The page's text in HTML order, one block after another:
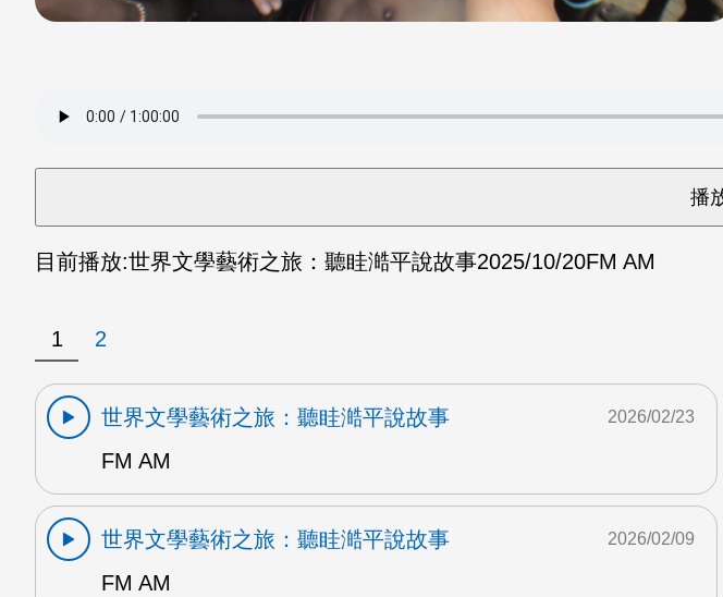
目前播放:世界文學藝術之旅：聽眭澔平說故事2025/10/20FM AM
1 2
世界文學藝術之旅：聽眭澔平說故事
FM AM
2026/02/23
世界文學藝術之旅：聽眭澔平說故事
FM AM
2026/02/09